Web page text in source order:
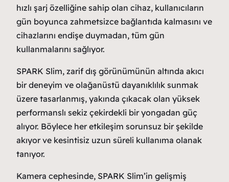
hızlı şarj özelliğine sahip olan cihaz, kullanıcıların
gün boyunca zahmetsizce bağlantıda kalmasını ve
cihazlarını endişe duymadan, tüm gün
kullanmalarını sağlıyor.
SPARK Slim, zarif dış görünümünün altında akıcı
bir deneyim ve olağanüstü dayanıklılık sunmak
üzere tasarlanmış, yakında çıkacak olan yüksek
performanslı sekiz çekirdekli bir yongadan güç
alıyor. Böylece her etkileşim sorunsuz bir şekilde
akıyor ve kesintisiz uzun süreli kullanıma olanak
tanıyor.
Kamera cephesinde, SPARK Slim’in gelişmiş